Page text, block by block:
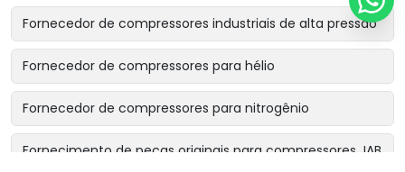
Fornecedor de compressores industriais de alta pressão
Fornecedor de compressores para hélio
Fornecedor de compressores para nitrogênio
Fornecimento de peças originais para compressores JAB